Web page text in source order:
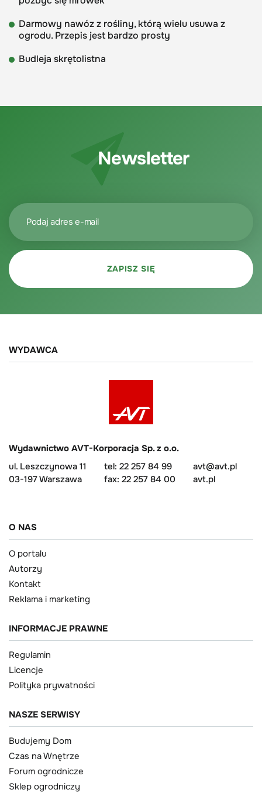
Darmowy nawóz z rośliny, którą wielu usuwa z
ogrodu. Przepis jest bardzo prosty
Budleja skrętolistna
Newsletter
WYDAWCA
Wydawnictwo AVT-Korporacja Sp. z o.o.
ul. Leszczynowa 11
03-197 Warszawa
tel: 22 257 84 99
fax: 22 257 84 00
avt@avt.pl
avt.pl
O NAS
O portalu
Autorzy
Kontakt
Reklama i marketing
INFORMACJE PRAWNE
Regulamin
Licencje
Polityka prywatności
NASZE SERWISY
Budujemy Dom
Czas na Wnętrze
Forum ogrodnicze
Sklep ogrodniczy